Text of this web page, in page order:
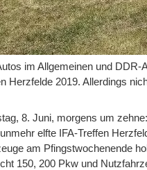
im Allgemeinen und
Herzfelde 2019. Allerdings
8. Juni, morgens um
elfte IFA-Treffen
am Pfingstwochenende
150, 200 Pkw und